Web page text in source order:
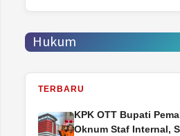
Hukum
TERBARU
‎KPK OTT Bupati
Oknum Staf Internal,